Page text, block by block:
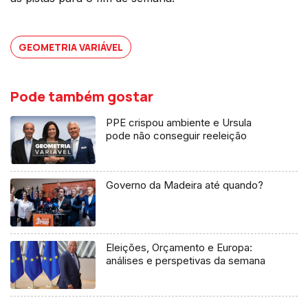
GEOMETRIA VARIÁVEL
Pode também gostar
PPE crispou ambiente e Ursula
pode não conseguir reeleição
Governo da Madeira até quando?
Eleições, Orçamento e Europa:
análises e perspetivas da semana